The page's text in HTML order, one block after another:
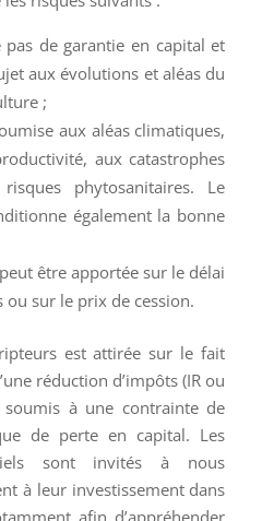
pas de garantie en capital et
aux évolutions et aléas du
;
aux aléas climatiques,
aux catastrophes
phytosanitaires. Le
également la bonne
être apportée sur le délai
ou sur le prix de cession.
est attirée sur le fait
réduction d’impôts (IR ou
à une contrainte de
de perte en capital. Les
sont invités à nous
à leur investissement dans
afin d’appréhender